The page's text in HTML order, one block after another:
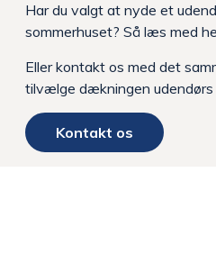
Har du valgt at nyde et
sommerhuset? Så læs med
Eller kontakt os med det
tilvælge dækningen udendørs
Kontakt os